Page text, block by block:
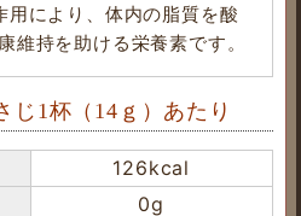
用により、体内の脂質を酸
維持を助ける栄養素です。
じ1杯（14ｇ）あたり
126kcal
0g